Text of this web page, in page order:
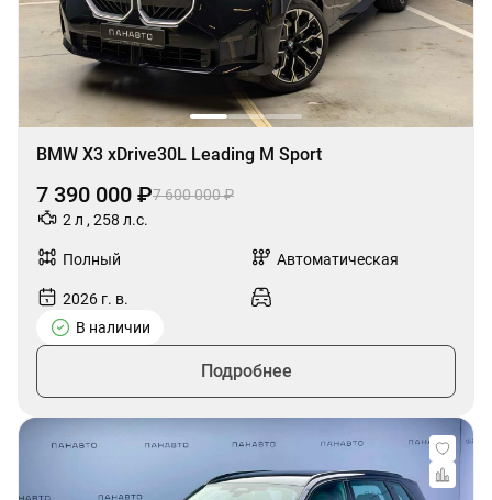
BMW X3 xDrive30L Leading M Sport
7 390 000 ₽7 600 000 ₽
2 л , 258 л.с.
Полный Автоматическая
2026 г. в.
В наличии
Подробнее